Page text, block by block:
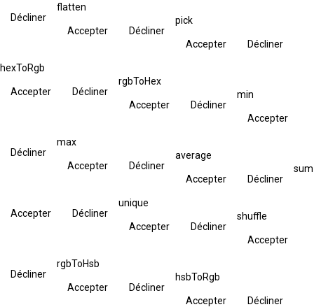
Décliner
flatten
Accepter Décliner
pick
Accepter Décliner
hexToRgb
Accepter Décliner
rgbToHex
Accepter Décliner
min
Accepter
Décliner
max
Accepter Décliner
average
Accepter Décliner
sum
Accepter Décliner
unique
Accepter Décliner
shuffle
Accepter
Décliner
rgbToHsb
Accepter Décliner
hsbToRgb
Accepter Décliner